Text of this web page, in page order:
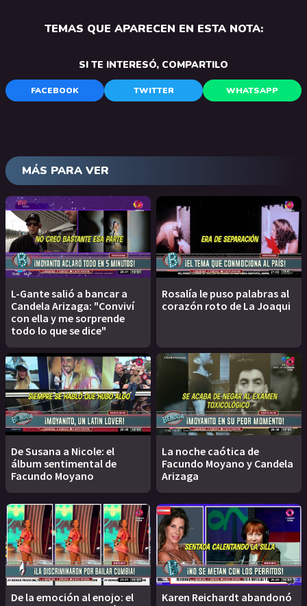
TEMAS QUE APARECEN EN ESTA NOTA:
SI TE INTERESÓ, COMPARTILO
FACEBOOK TWITTER WHATSAPP
MÁS PARA VER
L-Gante salió a bancar a
Candela Arizaga: "Conviví
con ella y me sorprende
todo lo que se dice"
Rosalía le puso palabras al
corazón roto de La Joaqui
De Susana a Nicole: el
álbum sentimental de
Facundo Moyano
La noche caótica de
Facundo Moyano y Candela
Arizaga
De la emoción al enojo: el
Karen Reichardt abandonó